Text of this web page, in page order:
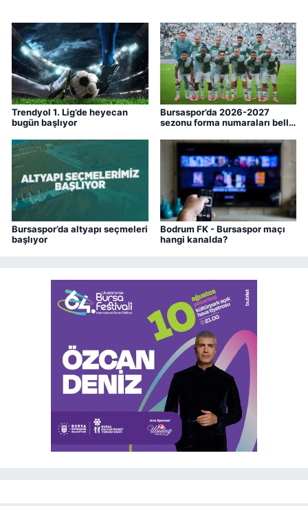
Trendyol 1. Lig’de heyecan
bugün başlıyor
Bursaspor’da 2026-2027
sezonu forma numaraları belli
Bursaspor’da altyapı seçmeleri
başlıyor
Bodrum FK - Bursaspor maçı
hangi kanalda?